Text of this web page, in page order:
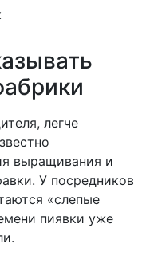
легче
выращивания и
У посредников
«слепые
пиявки уже